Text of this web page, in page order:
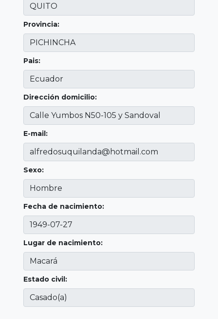
Provincia:
Pais:
Dirección domicilio:
E-mail:
Sexo:
Fecha de nacimiento:
Lugar de nacimiento:
Estado civil: